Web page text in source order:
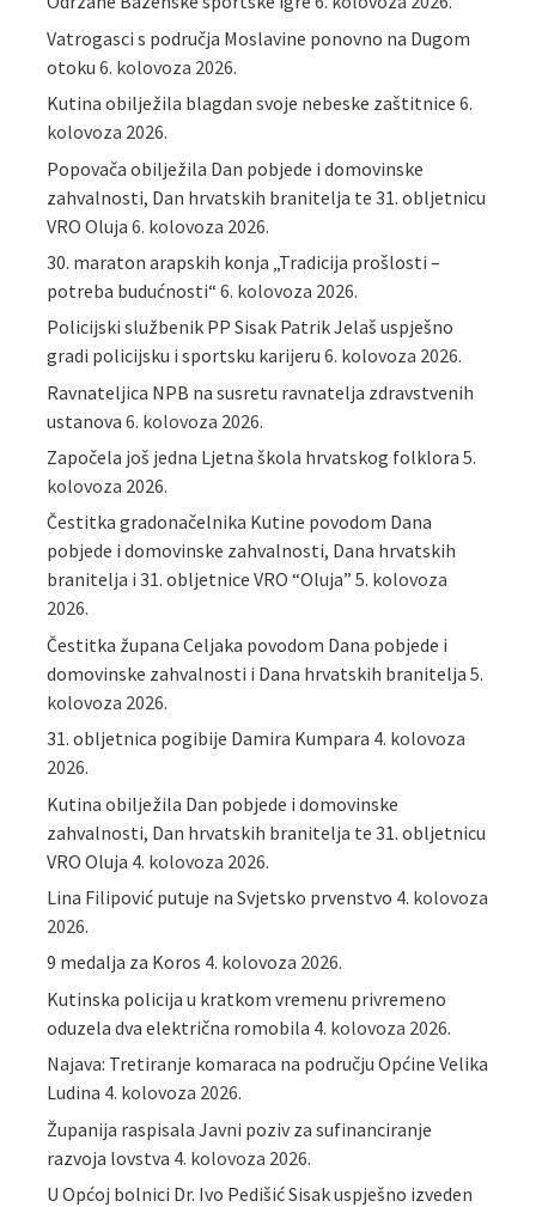
Vatrogasci s područja Moslavine ponovno na Dugom
otoku 6. kolovoza 2026.
Kutina obilježila blagdan svoje nebeske zaštitnice 6.
kolovoza 2026.
Popovača obilježila Dan pobjede i domovinske
zahvalnosti, Dan hrvatskih branitelja te 31. obljetnicu
VRO Oluja 6. kolovoza 2026.
30. maraton arapskih konja „Tradicija prošlosti –
potreba budućnosti“ 6. kolovoza 2026.
Policijski službenik PP Sisak Patrik Jelaš uspješno
gradi policijsku i sportsku karijeru 6. kolovoza 2026.
Ravnateljica NPB na susretu ravnatelja zdravstvenih
ustanova 6. kolovoza 2026.
Započela još jedna Ljetna škola hrvatskog folklora 5.
kolovoza 2026.
Čestitka gradonačelnika Kutine povodom Dana
pobjede i domovinske zahvalnosti, Dana hrvatskih
branitelja i 31. obljetnice VRO “Oluja” 5. kolovoza
2026.
Čestitka župana Celjaka povodom Dana pobjede i
domovinske zahvalnosti i Dana hrvatskih branitelja 5.
kolovoza 2026.
31. obljetnica pogibije Damira Kumpara 4. kolovoza
2026.
Kutina obilježila Dan pobjede i domovinske
zahvalnosti, Dan hrvatskih branitelja te 31. obljetnicu
VRO Oluja 4. kolovoza 2026.
Lina Filipović putuje na Svjetsko prvenstvo 4. kolovoza
2026.
9 medalja za Koros 4. kolovoza 2026.
Kutinska policija u kratkom vremenu privremeno
oduzela dva električna romobila 4. kolovoza 2026.
Najava: Tretiranje komaraca na području Općine Velika
Ludina 4. kolovoza 2026.
Županija raspisala Javni poziv za sufinanciranje
razvoja lovstva 4. kolovoza 2026.
U Općoj bolnici Dr. Ivo Pedišić Sisak uspješno izveden